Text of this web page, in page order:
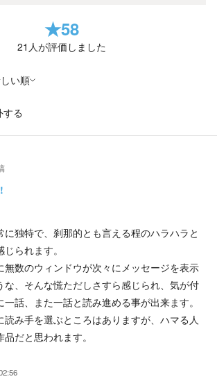
★58
21 人が評価しました
い順
る
独特で、刹那的とも言える程のハラハラと
られます。
無数のウィンドウが次々にメッセージを表示
な、そんな慌ただしさすら感じられ、気が付
一話、また一話と読み進める事が出来ます。
読み手を選ぶところはありますが、ハマる人
だと思われます。